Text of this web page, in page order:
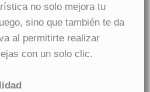
no solo mejora tu
sino que también te da
al permitirte realizar
con un solo clic.